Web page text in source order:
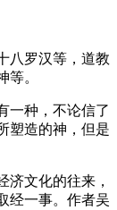
八罗汉等，道教
等。
一种，不论信了
塑造的神，但是
济文化的往来，
经一事。作者吴